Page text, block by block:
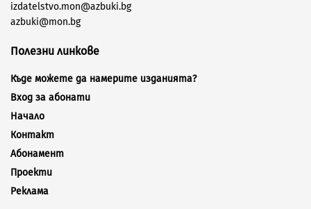
izdatelstvo.mon@azbuki.bg
azbuki@mon.bg
Полезни линкове
Къде можете да намерите изданията?
Вход за абонати
Начало
Контакт
Абонамент
Проекти
Реклама